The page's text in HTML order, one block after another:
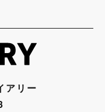
アリー